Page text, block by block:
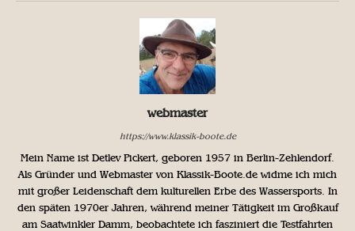
webmaster
https://www.klassik-boote.de
Mein Name ist Detlev Pickert, geboren 1957 in Berlin-Zehlendorf.
Als Gründer und Webmaster von Klassik-Boote.de widme ich mich
mit großer Leidenschaft dem kulturellen Erbe des Wassersports. In
den späten 1970er Jahren, während meiner Tätigkeit im Großkauf
am Saatwinkler Damm, beobachtete ich fasziniert die Testfahrten